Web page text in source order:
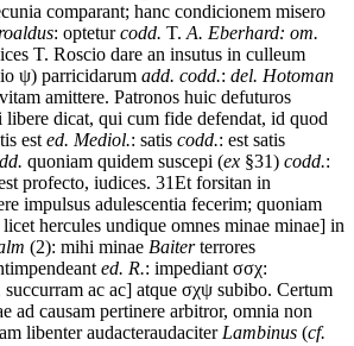
comparant; hanc condicionem misero
: opteturcodd. T. A. Eberhard: om.
T. Roscio dare an insutus in culleum
ψ) parricidarum add. codd.: del. Hotoman
vitam amittere. Patronos huic defuturos
libere dicat, qui cum fide defendat, id quod
est ed. Mediol.: satis codd.: est satis
quoniam quidem suscepi (ex §31) codd.:
profecto, iudices. 31Et forsitan in
impulsus adulescentia fecerim; quoniam
licet hercules undique omnes minae minae] in
(2): mihi minae Baiter terrores
impendeant ed. R.: impediant σσχ:
succurram ac ac] atque σχψ subibo. Certum
ad causam pertinere arbitror, omnia non
libenter audacteraudaciter Lambinus (cf.